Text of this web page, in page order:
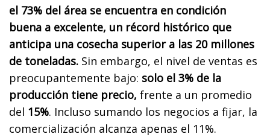
el 73% del área se encuentra en condición
buena a excelente, un récord histórico que
anticipa una cosecha superior a las 20 millones
de toneladas. Sin embargo, el nivel de ventas es
preocupantemente bajo: solo el 3% de la
producción tiene precio, frente a un promedio
del 15%. Incluso sumando los negocios a fijar, la
comercialización alcanza apenas el 11%.